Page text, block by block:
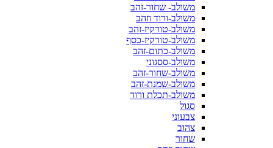
משולב- שחור-זהב
משולב-ורוד וזהב
משולב-טורקיז-זהב
משולב-טורקיז-כסף
משולב-כתום-זהב
משולב-ססגוני
משולב-שחור-זהב
משולב-שמנת-זהב
משולב-תכלת ורוד
סגול
צבעוני
צהוב
שחור